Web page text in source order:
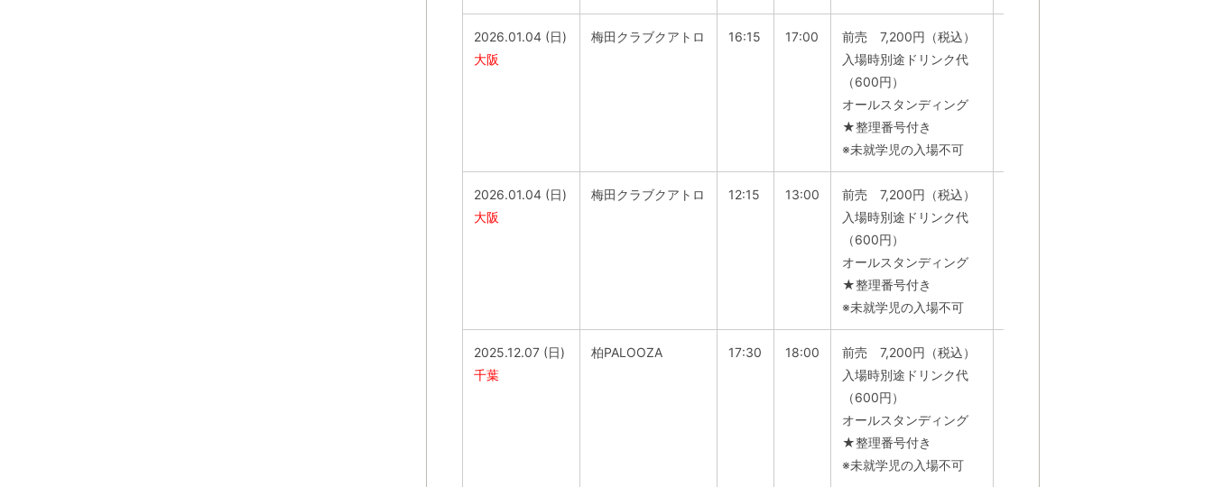
2026.01.04 (日)
大阪
梅田クラブクアトロ 16:15 17:00
前売 7,200円（税込）
入場時別途ドリンク代
（600円）
オールスタンディング
★整理番号付き
※未就学児の入場不可
2026.01.04 (日)
大阪
梅田クラブクアトロ 12:15 13:00
前売 7,200円（税込）
入場時別途ドリンク代
（600円）
オールスタンディング
★整理番号付き
※未就学児の入場不可
2025.12.07 (日)
千葉
柏PALOOZA 17:30 18:00
前売 7,200円（税込）
入場時別途ドリンク代
（600円）
オールスタンディング
★整理番号付き
※未就学児の入場不可